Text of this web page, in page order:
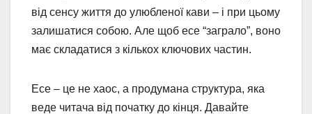
від сенсу життя до улюбленої кави – і при цьому
залишатися собою. Але щоб есе “заграло”, воно
має складатися з кількох ключових частин.
Есе – це не хаос, а продумана структура, яка
веде читача від початку до кінця. Давайте